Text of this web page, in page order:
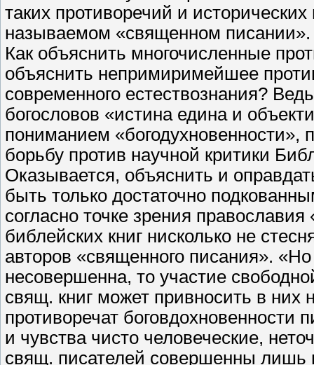
таких противоречий и
называемом «священном писании».
Как объяснить многочисленные
объяснить непримиримейшее
современного естествознания?
богословов «истина едина и
пониманием «богодухновенности»,
борьбу против научной критики
Оказывается, объяснить и
быть только достаточно
согласно точке зрения
библейских книг нисколько не
авторов «священного писания».
несовершенна, то участие
свящ. книг может привносить в них
противоречат
и чувства чисто человеческие,
свящ. писателей совершенны лишь